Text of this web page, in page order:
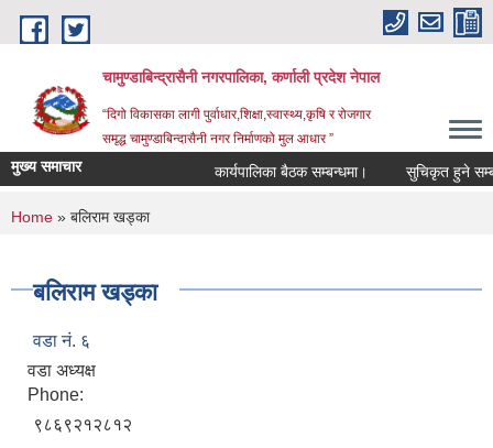
Skip to main content
चामुण्डाबिन्द्रासैनी नगरपालिका, कर्णाली प्रदेश नेपाल
“दिगो विकासका लागी पुर्वाधार,शिक्षा,स्वास्थ्य,कृषि र रोजगार
समृद्ध चामुण्डाबिन्दासैनी नगर निर्माणको मुल आधार ”
मुख्य समाचार कार्यपालिका बैठक सम्बन्धमा। सुचिकृत हुने
You are here
Home » बलिराम खड्का
बलिराम खड्का
वडा नं. ६
वडा अध्यक्ष
Phone:
९८६९२१२८१२